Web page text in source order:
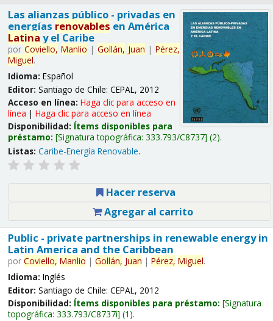
Las alianzas público - privadas en
energías renovables en América
Latina y el Caribe
por Coviello, Manlio | Gollán, Juan | Pérez,
Miguel.
Idioma: Español
Editor: Santiago de Chile: CEPAL, 2012
Acceso en línea: Haga clic para acceso en
línea | Haga clic para acceso en línea
Disponibilidad: Ítems disponibles para
préstamo: Signatura topográfica: 333.793/C8737 (2).
Listas: Caribe-Energía Renovable.
Hacer reserva
Agregar al carrito
Public - private partnerships in renewable energy in
Latin America and the Caribbean
por Coviello, Manlio | Gollán, Juan | Pérez, Miguel.
Idioma: Inglés
Editor: Santiago de Chile: CEPAL, 2012
Disponibilidad: Ítems disponibles para préstamo: Signatura
topográfica: 333.793/C8737i (1).